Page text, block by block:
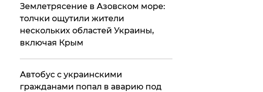
Землетрясение в Азовском море:
толчки ощутили жители
нескольких областей Украины,
включая Крым
Автобус с украинскими
гражданами попал в аварию под